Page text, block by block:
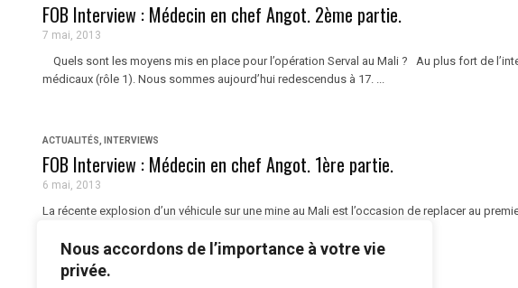
Nous accordons de l’importance à votre vie
privée.
FOB Interview : Médecin en chef Angot. 2ème partie.
7 mai, 2013
Quels sont les moyens mis en place pour l’opération Serval au Mali ? Au plus fort de
médicaux (rôle 1). Nous sommes aujourd’hui redescendus à 17. ...
ACTUALITÉS INTERVIEWS
FOB Interview : Médecin en chef Angot. 1ère partie.
6 mai, 2013
La récente explosion d’un véhicule sur une mine au Mali est l’occasion de replacer au